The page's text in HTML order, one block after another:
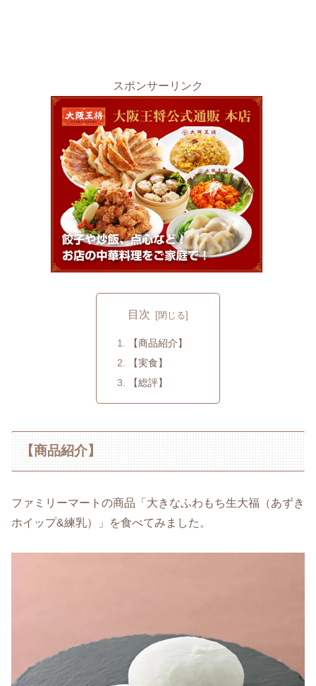
スポンサーリンク
目次
【商品紹介】
【実食】
【総評】
【商品紹介】
ファミリーマートの商品「大きなふわもち生大福（あずき
ホイップ&練乳）」を食べてみました。